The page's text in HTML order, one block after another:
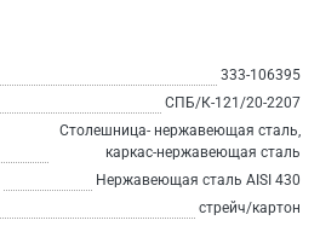
333-106395
СПБ/К-121/20-2207
Столешница- нержавеющая сталь,
каркас-нержавеющая сталь
Нержавеющая сталь AISI 430
стрейч/картон